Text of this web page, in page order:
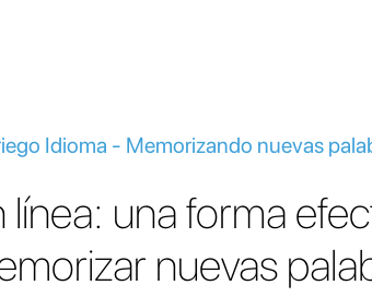
Idioma - Memorizando nuevas
línea: una forma
nuevas